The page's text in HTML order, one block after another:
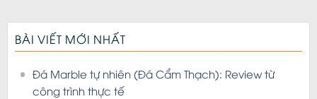
BÀI VIẾT MỚI NHẤT
Đá Marble tự nhiên (Đá Cẩm Thạch): Review từ
công trình thực tế